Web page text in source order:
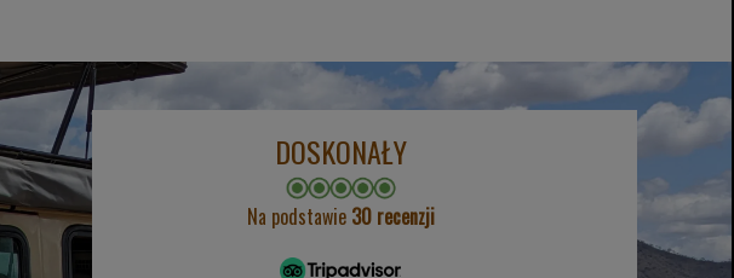
DOSKONAŁY
Na podstawie 30 recenzji